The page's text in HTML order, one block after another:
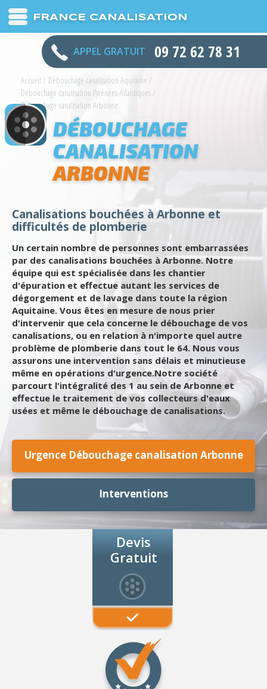
FRANCE CANALISATION
APPEL GRATUIT 09 72 62 78 31
Accueil / Débouchage canalisation Aquitaine /
Débouchage canalisation Pyrénées-Atlantiques/
Débouchage canalisation Arbonne
DÉBOUCHAGE
CANALISATION
ARBONNE
Canalisations bouchées à Arbonne et
difficultés de plomberie
Un certain nombre de personnes sont embarrassées
par des canalisations bouchées à Arbonne. Notre
équipe qui est spécialisée dans les chantier
d'épuration et effectue autant les services de
dégorgement et de lavage dans toute la région
Aquitaine. Vous êtes en mesure de nous prier
d'intervenir que cela concerne le débouchage de vos
canalisations, ou en relation à n'importe quel autre
problème de plomberie dans tout le 64. Nous vous
assurons une intervention sans délais et minutieuse
même en opérations d'urgence.Notre société
parcourt l'intégralité des 1 au sein de Arbonne et
effectue le traitement de vos collecteurs d'eaux
usées et même le débouchage de canalisations.
Urgence Débouchage canalisation Arbonne
Interventions
Devis
Gratuit